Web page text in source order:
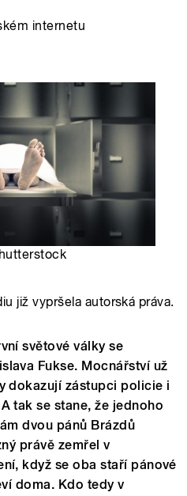
internetu
již vypršela autorská práva.
světové války se
Fukse. Mocnářství už
dokazují zástupci policie i
tak se stane, že jednoho
dvou pánů Brázdů
právě zemřel v
když se oba staří pánové
doma. Kdo tedy v